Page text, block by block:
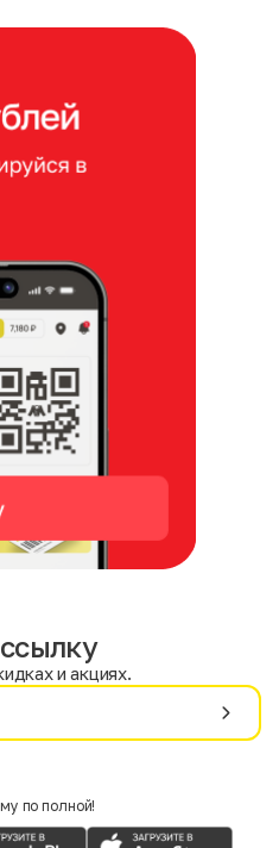
и акциях.
по полной!